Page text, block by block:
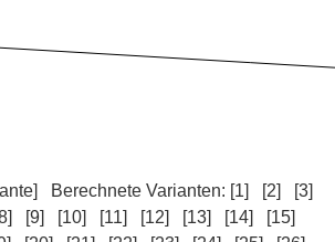
Berechnete Varianten: [1] [2]
[3]
[9] [10] [11] [12] [13] [14]
[15]